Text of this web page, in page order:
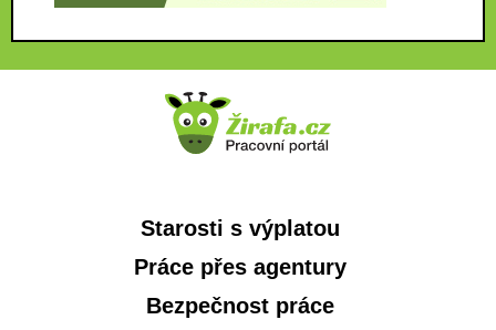
Starosti s výplatou
Práce přes agentury
Bezpečnost práce